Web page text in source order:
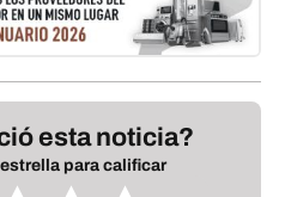
esta noticia?
para calificar